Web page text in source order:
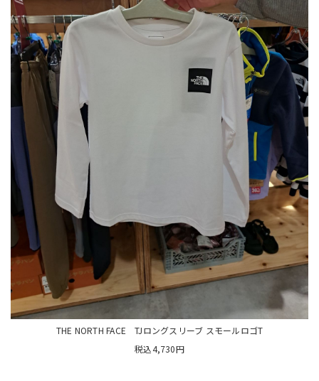
THE NORTH FACE TJロングスリーブ スモールロゴT
税込4,730円